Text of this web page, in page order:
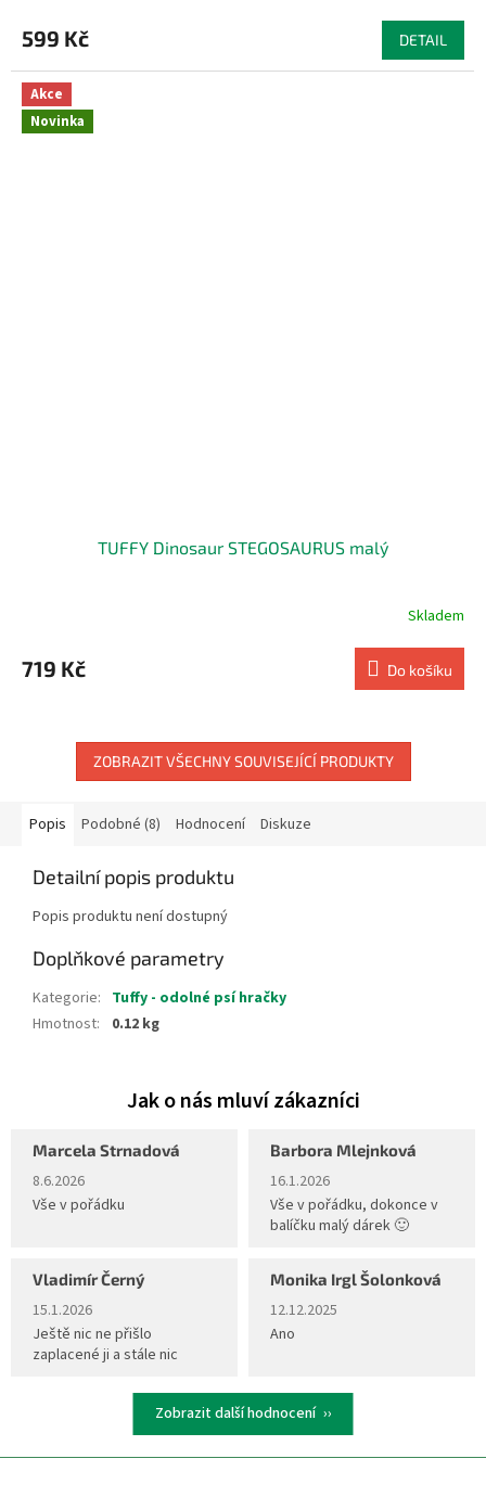
599 Kč DETAIL
Akce
Novinka
TUFFY Dinosaur STEGOSAURUS malý
Skladem
719 Kč Do košíku
ZOBRAZIT VŠECHNY SOUVISEJÍCÍ PRODUKTY
Popis Podobné (8) Hodnocení Diskuze
Detailní popis produktu
Popis produktu není dostupný
Doplňkové parametry
Kategorie: Tuffy - odolné psí hračky
Hmotnost: 0.12 kg
Marcela Strnadová
Hodnocení obchodu je 5 z 5 hvězdiček.
8.6.2026
Vše v pořádku
Barbora Mlejnková
Hodnocení obchodu je 5 z 5
16.1.2026
Vše v pořádku, dokonce v
balíčku malý dárek 🙂
Vladimír Černý
Hodnocení obchodu je 5 z 5 hvězdiček.
15.1.2026
Ještě nic ne přišlo
zaplacené ji a stále nic
Monika Irgl Šolonková
Hodnocení obchodu je 5 z 5
12.12.2025
Ano
Zobrazit další hodnocení